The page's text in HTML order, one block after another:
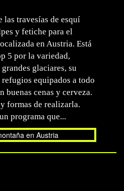
las travesías de esquí
y fetiche para el
en Austria. Está
5 por la variedad,
glaciares, su
equipados a todo
buenas cenas y cerveza.
formas de realizarla.
programa que...